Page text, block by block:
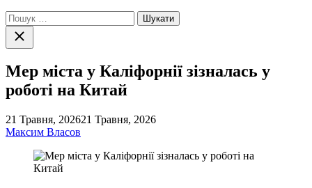
Пошук:
Закрити
пошук
Мер міста у Каліфорнії зізналась у
роботі на Китай
21 Травня, 202621 Травня, 2026
Максим Власов